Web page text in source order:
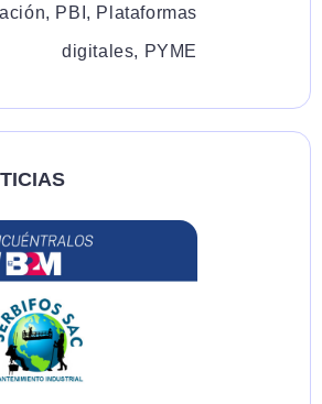
, PBI , Plataformas
digitales, PYME